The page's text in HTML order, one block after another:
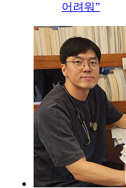
어려워”